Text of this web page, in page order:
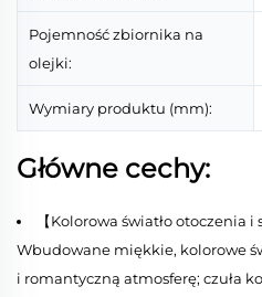
Pojemność zbiornika na
olejki:
Wymiary produktu (mm):
Główne cechy:
【Kolorowa światło otoczenia
Wbudowane miękkie, kolorowe
i romantyczną atmosferę; czuła